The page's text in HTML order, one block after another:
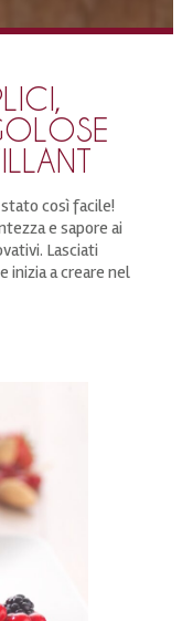
così facile!
e sapore ai
Lasciati
inizia a creare nel